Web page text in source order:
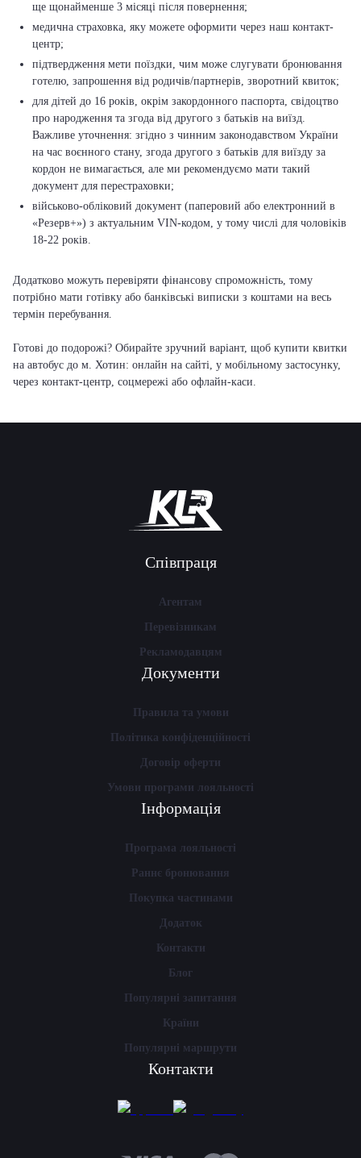
ще щонайменше 3 місяці після повернення;
медична страховка, яку можете оформити через наш контакт-
центр;
підтвердження мети поїздки, чим може слугувати бронювання
готелю, запрошення від родичів/партнерів, зворотний квиток;
для дітей до 16 років, окрім закордонного паспорта, свідоцтво
про народження та згода від другого з батьків на виїзд.
Важливе уточнення: згідно з чинним законодавством України
на час воєнного стану, згода другого з батьків для виїзду за
кордон не вимагається, але ми рекомендуємо мати такий
документ для перестраховки;
військово-обліковий документ (паперовий або електронний в
«Резерв+») з актуальним VIN-кодом, у тому числі для чоловіків
18-22 років.
Додатково можуть перевіряти фінансову спроможність, тому
потрібно мати готівку або банківські виписки з коштами на весь
термін перебування.
Готові до подорожі? Обирайте зручний варіант, щоб купити квитки
на автобус до м. Хотин: онлайн на сайті, у мобільному застосунку,
через контакт-центр, соцмережі або офлайн-каси.
Співпраця
Агентам
Перевізникам
Рекламодавцям
Документи
Правила та умови
Політика конфіденційності
Договір оферти
Умови програми лояльності
Інформація
Програма лояльності
Раннє бронювання
Покупка частинами
Додаток
Контакти
Блог
Популярні запитання
Країни
Популярні маршрути
Контакти